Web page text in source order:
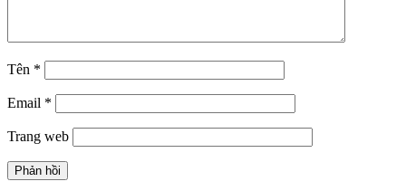
Tên *
Email *
Trang web